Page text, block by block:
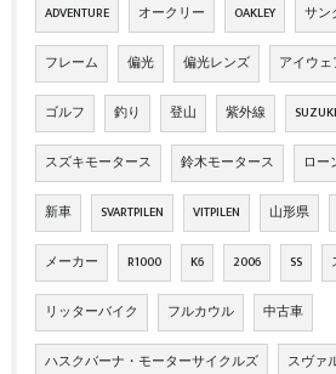
ADVENTURE オークリー OAKLEY サン
フレーム 偏光 偏光レンズ アイウェ
ゴルフ 釣り 登山 紫外線
スズキモータース 鈴木モータース ロー
新車 SVARTPILEN VITPILEN 山形県
メーカー R1000 K6 2006 SS
リッターバイク フルカウル 中古車
ハスクバーナ・モーターサイクルズ スヴァ